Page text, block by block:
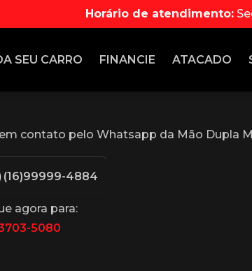
Horário de atendimento:
SEU CARRO FINANCIE ATACADO
contato pelo Whatsapp da Mão Dupla
(16)99999-4884
agora para:
5080